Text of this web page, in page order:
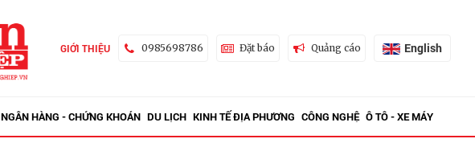
GIỚI THIỆU 0985698786 Đặt báo Quảng cáo English
NGÂN HÀNG - CHỨNG KHOÁN DU LỊCH KINH TẾ ĐỊA PHƯƠNG CÔNG NGHỆ Ô TÔ - XE MÁY